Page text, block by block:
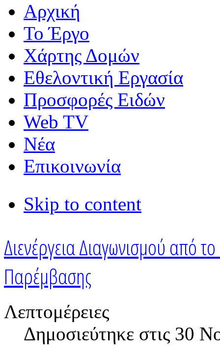
Αρχική
Το Έργο
Χάρτης Δομών
Εθελοντική Εργασία
Προσφορές Ειδών
Web TV
Νέα
Επικοινωνία
Skip to content
Διενέργεια Διαγωνισμού από
Παρέμβασης
Λεπτομέρειες
Δημοσιεύτηκε στις 30